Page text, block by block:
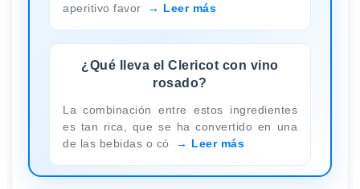
aperitivo favor
Leer más
¿Qué lleva el Clericot con vino
rosado?
La combinación entre estos ingredientes
es tan rica, que se ha convertido en una
de las bebidas o có
Leer más